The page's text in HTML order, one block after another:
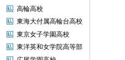
高輪高校
東海大付属高輪台高校
東京女子学園高校
東洋英和女学院高等部